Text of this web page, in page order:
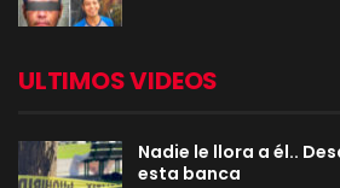
ULTIMOS VIDEOS
Nadie le llora a él..
esta banca